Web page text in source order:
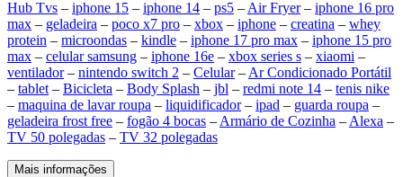
Hub Tvs – iphone 15 – iphone 14 – ps5 – Air Fryer– iphone 16 pro
max – geladeira – poco x7 pro – xbox – iphone – creatina – whey
protein – microondas – kindle – iphone 17 pro max – iphone 15 pro
max – celular samsung – iphone 16e – xbox series s – xiaomi –
ventilador– nintendo switch 2 – Celular– Ar Condicionado Portátil
– tablet – Bicicleta – Body Splash – jbl – redmi note 14 – tenis nike
– maquina de lavar roupa – liquidificador– ipad – guarda roupa –
geladeira frost free – fogão 4 bocas – Armário de Cozinha – Alexa –
TV 50 polegadas – TV 32 polegadas
Mais informações